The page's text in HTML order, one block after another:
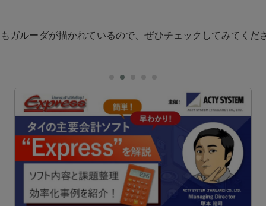
ガルーダが描かれているので、ぜひチェックしてみてくだ